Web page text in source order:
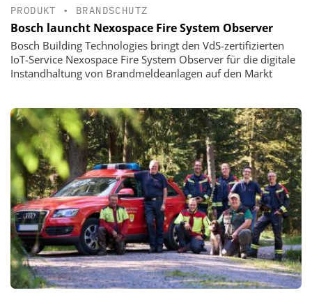
PRODUKT • BRANDSCHUTZ
Bosch launcht Nexospace Fire System Observer
Bosch Building Technologies bringt den VdS-zertifizierten
IoT-Service Nexospace Fire System Observer für die digitale
Instandhaltung von Brandmeldeanlagen auf den Markt